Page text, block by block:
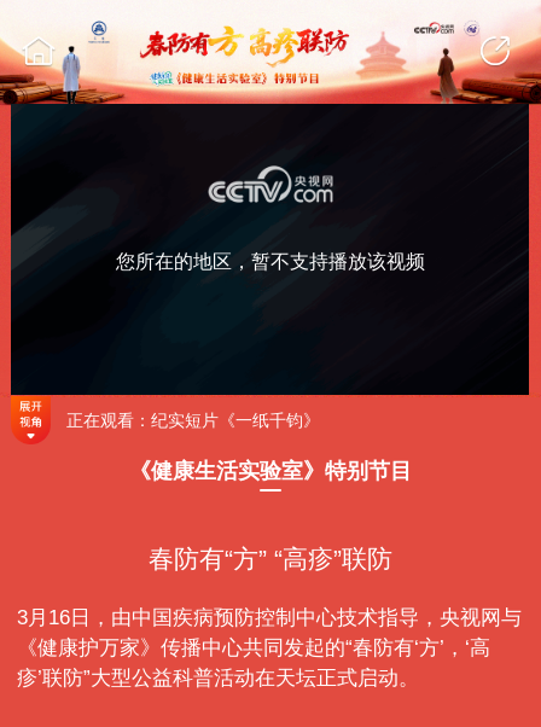
您所在的地区，暂不支持播放该视频
正在观看：纪实短片《一纸千钧》
《健康生活实验室》特别节目
春防有“方” “高疹”联防
3月16日，由中国疾病预防控制中心技术指导，央视网与
《健康护万家》传播中心共同发起的“春防有‘方’，‘高
疹’联防”大型公益科普活动在天坛正式启动。